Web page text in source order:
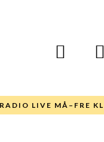
RADIO LIVE MÅ–FRE